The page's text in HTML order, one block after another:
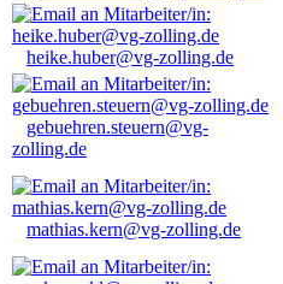
heike.huber@vg-zolling.de
gebuehren.steuern@vg-
zolling.de
mathias.kern@vg-zolling.de